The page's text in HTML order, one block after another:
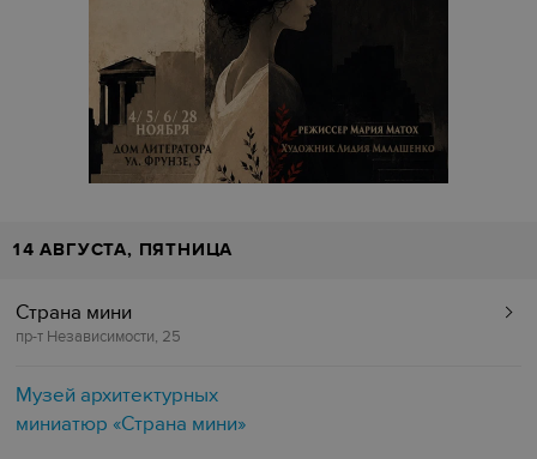
14 АВГУСТА, ПЯТНИЦА
Страна мини
пр-т Независимости, 25
Музей архитектурных
миниатюр «Страна мини»